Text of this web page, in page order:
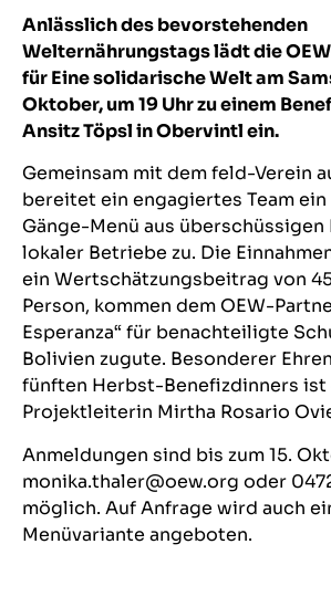
Anlässlich des bevorstehenden
Welternährungstags lädt die
für Eine solidarische Welt am
Oktober, um 19 Uhr zu einem
Ansitz Töpsl in Obervintl ein.
Gemeinsam mit dem feld-Verein
bereitet ein engagiertes Team
Gänge-Menü aus
lokaler Betriebe zu. Die
ein Wertschätzungsbeitrag von
Person, kommen dem OEW-
Esperanza“ für benachteiligte
Bolivien zugute. Besonderer
fünften Herbst-Benefizdinners ist
Projektleiterin Mirtha Rosario
Anmeldungen sind bis zum 15.
monika.thaler@oew.org oder
möglich. Auf Anfrage wird auch
Menüvariante angeboten.